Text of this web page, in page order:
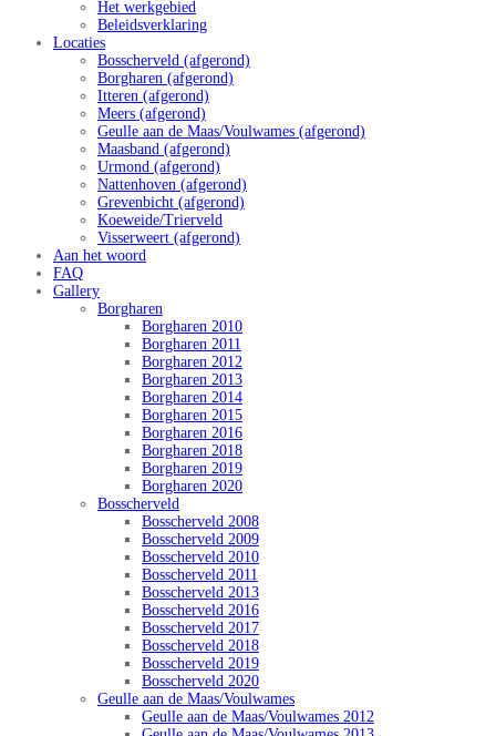
Het werkgebied
Beleidsverklaring
Locaties
Bosscherveld (afgerond)
Borgharen (afgerond)
Itteren (afgerond)
Meers (afgerond)
Geulle aan de Maas/Voulwames (afgerond)
Maasband (afgerond)
Urmond (afgerond)
Nattenhoven (afgerond)
Grevenbicht (afgerond)
Koeweide/Trierveld
Visserweert (afgerond)
Aan het woord
FAQ
Gallery
Borgharen
Borgharen 2010
Borgharen 2011
Borgharen 2012
Borgharen 2013
Borgharen 2014
Borgharen 2015
Borgharen 2016
Borgharen 2018
Borgharen 2019
Borgharen 2020
Bosscherveld
Bosscherveld 2008
Bosscherveld 2009
Bosscherveld 2010
Bosscherveld 2011
Bosscherveld 2013
Bosscherveld 2016
Bosscherveld 2017
Bosscherveld 2018
Bosscherveld 2019
Bosscherveld 2020
Geulle aan de Maas/Voulwames
Geulle aan de Maas/Voulwames 2012